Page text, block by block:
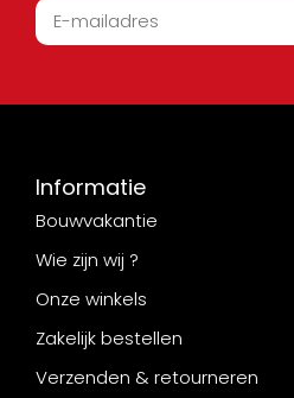
Informatie
Bouwvakantie
Wie zijn wij ?
Onze winkels
Zakelijk bestellen
Verzenden & retourneren